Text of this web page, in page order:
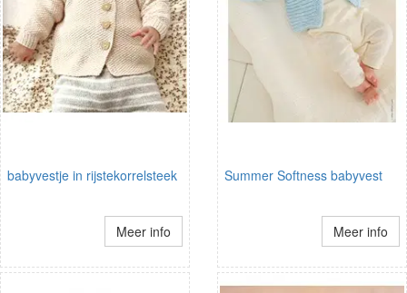
babyvestje in rijstekorrelsteek
Meer info
Summer Softness babyvest
Meer info